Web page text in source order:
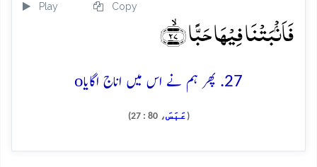
Play Copy
فَاَنۡۢبَتۡنَا فِیۡہَا حَبًّا ﴿ۙ۲۷﴾
27. پھر ہم نے اس میں اناج اگایا o
( عَبَسَ، 80 : 27)